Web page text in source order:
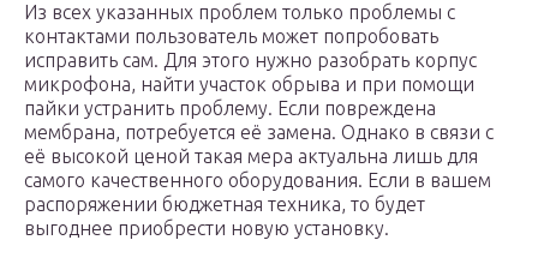
Из всех указанных проблем только проблемы с
контактами пользователь может попробовать
исправить сам. Для этого нужно разобрать корпус
микрофона, найти участок обрыва и при помощи
пайки устранить проблему. Если повреждена
мембрана, потребуется её замена. Однако в связи с
её высокой ценой такая мера актуальна лишь для
самого качественного оборудования. Если в вашем
распоряжении бюджетная техника, то будет
выгоднее приобрести новую установку.